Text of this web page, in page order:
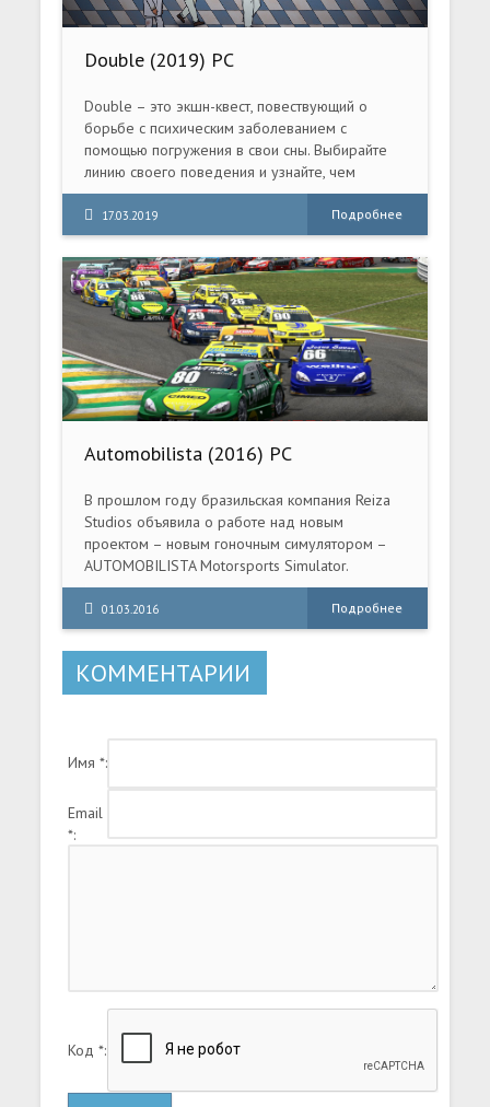
Double (2019) PC
Double – это экшн-квест, повествующий о
борьбе с психическим заболеванием с
помощью погружения в свои сны. Выбирайте
линию своего поведения и узнайте, чем
закончится мистическая история.
17.03.2019 Подробнее
Automobilista (2016) PC
В прошлом году бразильская компания Reiza
Studios объявила о работе над новым
проектом – новым гоночным симулятором –
AUTOMOBILISTA Motorsports Simulator.
Пришло время заглянуть под капот новинки,
тем более уже в ближайшее время симулятор
должен появиться
01.03.2016 Подробнее
КОММЕНТАРИИ
Имя *:
Email
*:
Код *: